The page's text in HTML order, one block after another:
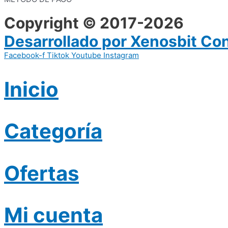
Copyright © 2017-2026
Desarrollado por Xenosbit
Facebook-f Tiktok Youtube Instagram
Inicio
Categoría
Ofertas
Mi cuenta